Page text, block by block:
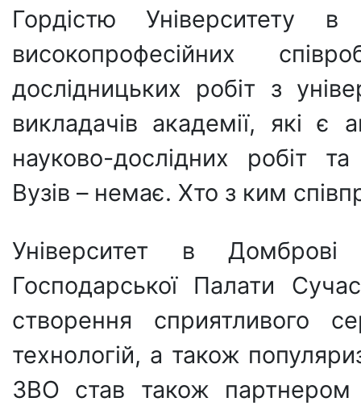
Гордістю Університету
високопрофесійних
дослідницьких робіт з
викладачів академії, які є
науково-дослідних робіт та
Вузів – немає. Хто з ким
Університет в
Господарської Палати
створення сприятливого
технологій, а також
ЗВО став також партнером